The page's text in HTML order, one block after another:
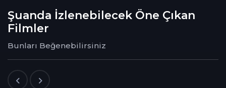
Şuanda İzlenebilecek Öne Çıkan
Filmler
Bunları Beğenebilirsiniz